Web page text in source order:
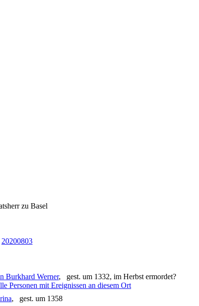
zu Basel
20200803
Burkhard Werner, gest. um 1332, im Herbst ermordet?
, gest. um 1358